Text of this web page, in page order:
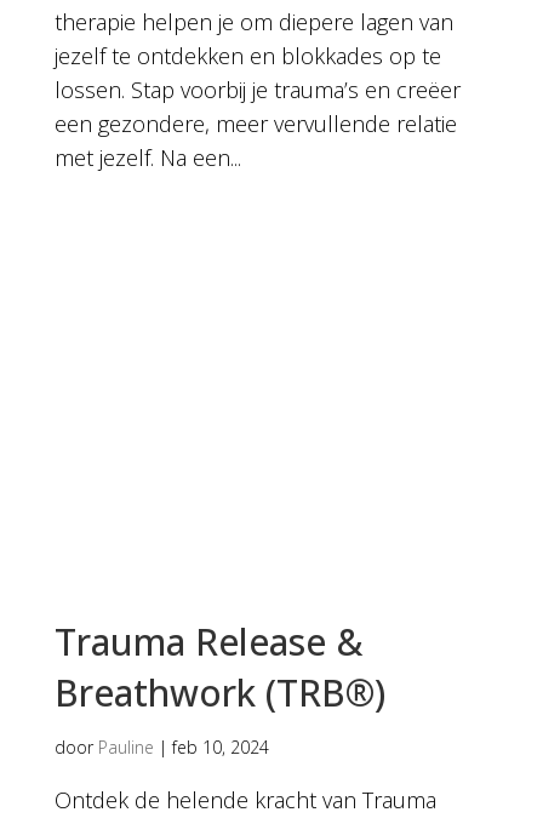
therapie helpen je om diepere lagen van
jezelf te ontdekken en blokkades op te
lossen. Stap voorbij je trauma’s en creëer
een gezondere, meer vervullende relatie
met jezelf. Na een...
Trauma Release &
Breathwork (TRB®)
door Pauline |feb 10, 2024
Ontdek de helende kracht van Trauma